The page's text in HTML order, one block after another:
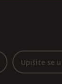
Upišite se